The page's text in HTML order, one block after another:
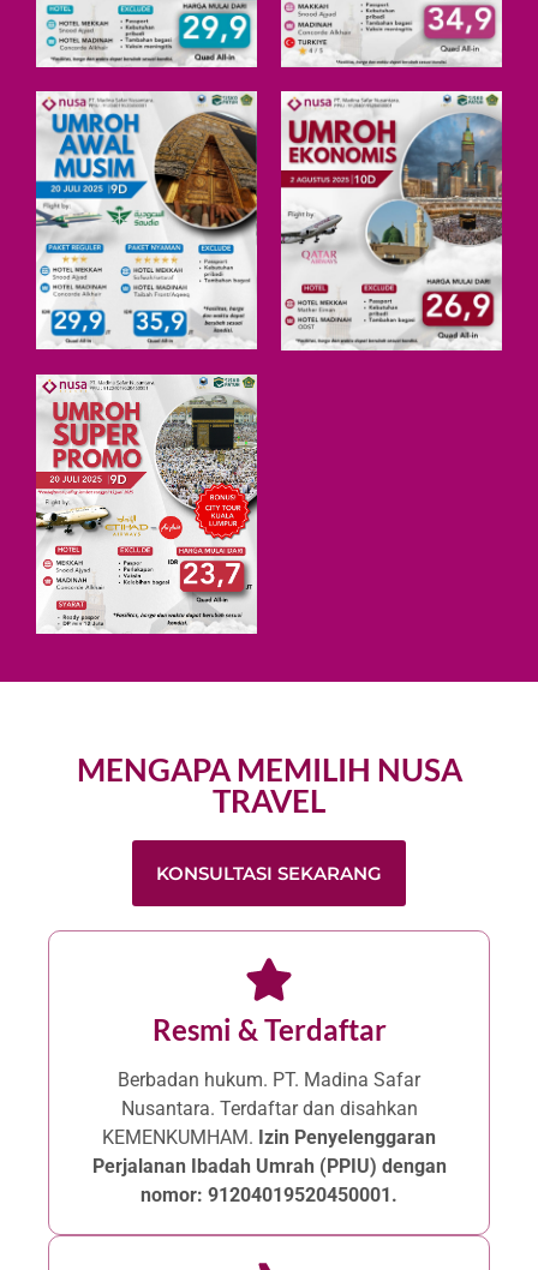
MENGAPA MEMILIH NUSA
TRAVEL
KONSULTASI SEKARANG
Resmi & Terdaftar
Berbadan hukum. PT. Madina Safar
Nusantara. Terdaftar dan disahkan
KEMENKUMHAM. Izin Penyelenggaran
Perjalanan Ibadah Umrah (PPIU) dengan
nomor: 91204019520450001.